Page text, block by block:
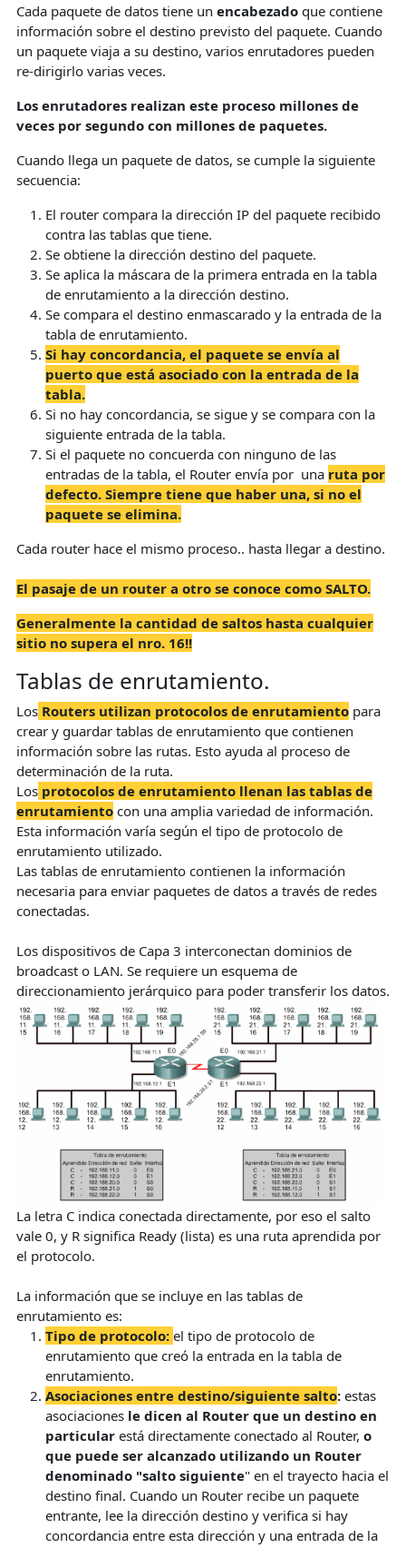
Cada paquete de datos tiene un encabezado que contiene
información sobre el destino previsto del paquete. Cuando
un paquete viaja a su destino, varios enrutadores pueden
re-dirigirlo varias veces.
Los enrutadores realizan este proceso millones de
veces por segundo con millones de paquetes.
Cuando llega un paquete de datos, se cumple la siguiente
secuencia:
El router compara la dirección IP del paquete recibido
contra las tablas que tiene.
Se obtiene la dirección destino del paquete.
Se aplica la máscara de la primera entrada en la tabla
de enrutamiento a la dirección destino.
Se compara el destino enmascarado y la entrada de la
tabla de enrutamiento.
Si hay concordancia, el paquete se envía al
puerto que está asociado con la entrada de la
tabla.
Si no hay concordancia, se sigue y se compara con la
siguiente entrada de la tabla.
Si el paquete no concuerda con ninguno de las
entradas de la tabla, el Router envía por una ruta por
defecto. Siempre tiene que haber una, si no el
paquete se elimina.
Cada router hace el mismo proceso.. hasta llegar a destino.
El pasaje de un router a otro se conoce como SALTO.
Generalmente la cantidad de saltos hasta cualquier
sitio no supera el nro. 16!!
Tablas de enrutamiento.
Los Routers utilizan protocolos de enrutamiento para
crear y guardar tablas de enrutamiento que contienen
información sobre las rutas. Esto ayuda al proceso de
determinación de la ruta.
Los protocolos de enrutamiento llenan las tablas de
enrutamiento con una amplia variedad de información.
Esta información varía según el tipo de protocolo de
enrutamiento utilizado.
Las tablas de enrutamiento contienen la información
necesaria para enviar paquetes de datos a través de redes
conectadas.
Los dispositivos de Capa 3 interconectan dominios de
broadcast o LAN. Se requiere un esquema de
direccionamiento jerárquico para poder transferir los datos.
La letra C indica conectada directamente, por eso el salto
vale 0, y R significa Ready (lista) es una ruta aprendida por
el protocolo.
La información que se incluye en las tablas de
enrutamiento es:
Tipo de protocolo: el tipo de protocolo de
enrutamiento que creó la entrada en la tabla de
enrutamiento.
Asociaciones entre destino/siguiente salto: estas
asociaciones le dicen al Router que un destino en
particular está directamente conectado al Router, o
que puede ser alcanzado utilizando un Router
denominado "salto siguiente" en el trayecto hacia el
destino final. Cuando un Router recibe un paquete
entrante, lee la dirección destino y verifica si hay
concordancia entre esta dirección y una entrada de la